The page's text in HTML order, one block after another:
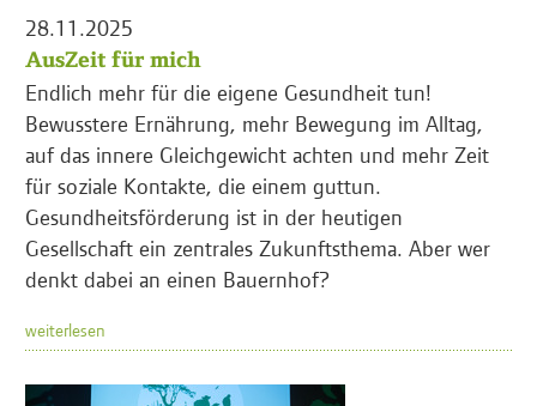
28.11.2025
AusZeit für mich
Endlich mehr für die eigene Gesundheit tun!
Bewusstere Ernährung, mehr Bewegung im Alltag,
auf das innere Gleichgewicht achten und mehr Zeit
für soziale Kontakte, die einem guttun.
Gesundheitsförderung ist in der heutigen
Gesellschaft ein zentrales Zukunftsthema. Aber wer
denkt dabei an einen Bauernhof?
weiterlesen